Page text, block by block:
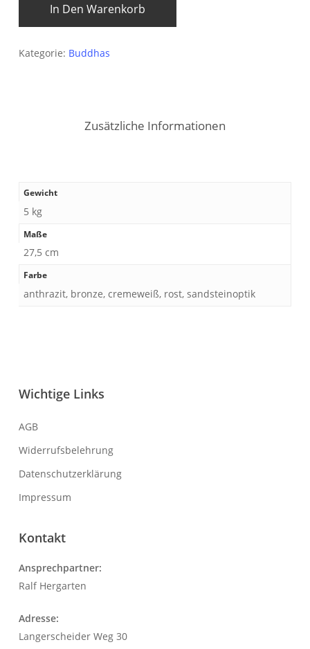
In Den Warenkorb
Kategorie: Buddhas
Zusätzliche Informationen
Gewicht
5 kg
Maße
27,5 cm
Farbe
anthrazit, bronze, cremeweiß, rost, sandsteinoptik
Wichtige Links
AGB
Widerrufsbelehrung
Datenschutzerklärung
Impressum
Kontakt
Ansprechpartner:
Ralf Hergarten
Adresse:
Langerscheider Weg 30